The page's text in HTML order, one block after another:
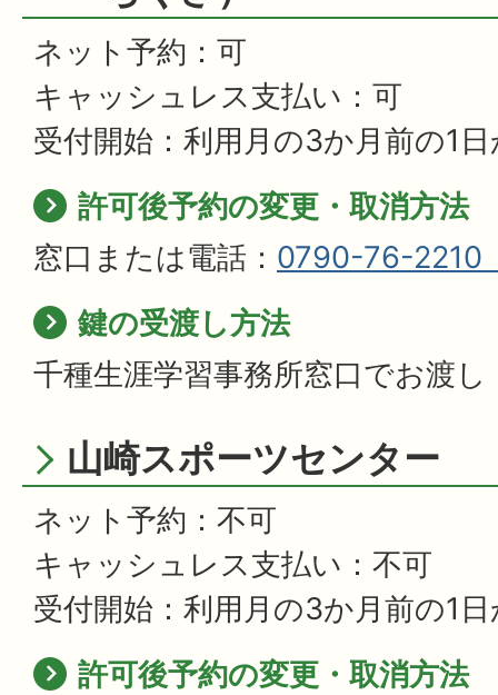
ネット予約：可
キャッシュレス支払い：可
受付開始：利用月の3か月前の1
許可後予約の変更・取消方法
窓口または電話： 0790-76-2210
鍵の受渡し方法
千種生涯学習事務所窓口でお渡
山崎スポーツセンター
ネット予約：不可
キャッシュレス支払い：不可
受付開始：利用月の3か月前の1
許可後予約の変更・取消方法